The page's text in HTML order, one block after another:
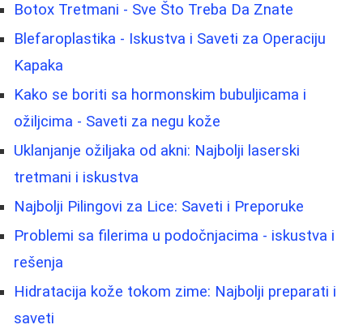
Botox Tretmani - Sve Što Treba Da Znate
Blefaroplastika - Iskustva i Saveti za Operaciju
Kapaka
Kako se boriti sa hormonskim bubuljicama i
ožiljcima - Saveti za negu kože
Uklanjanje ožiljaka od akni: Najbolji laserski
tretmani i iskustva
Najbolji Pilingovi za Lice: Saveti i Preporuke
Problemi sa filerima u podočnjacima - iskustva i
rešenja
Hidratacija kože tokom zime: Najbolji preparati i
saveti